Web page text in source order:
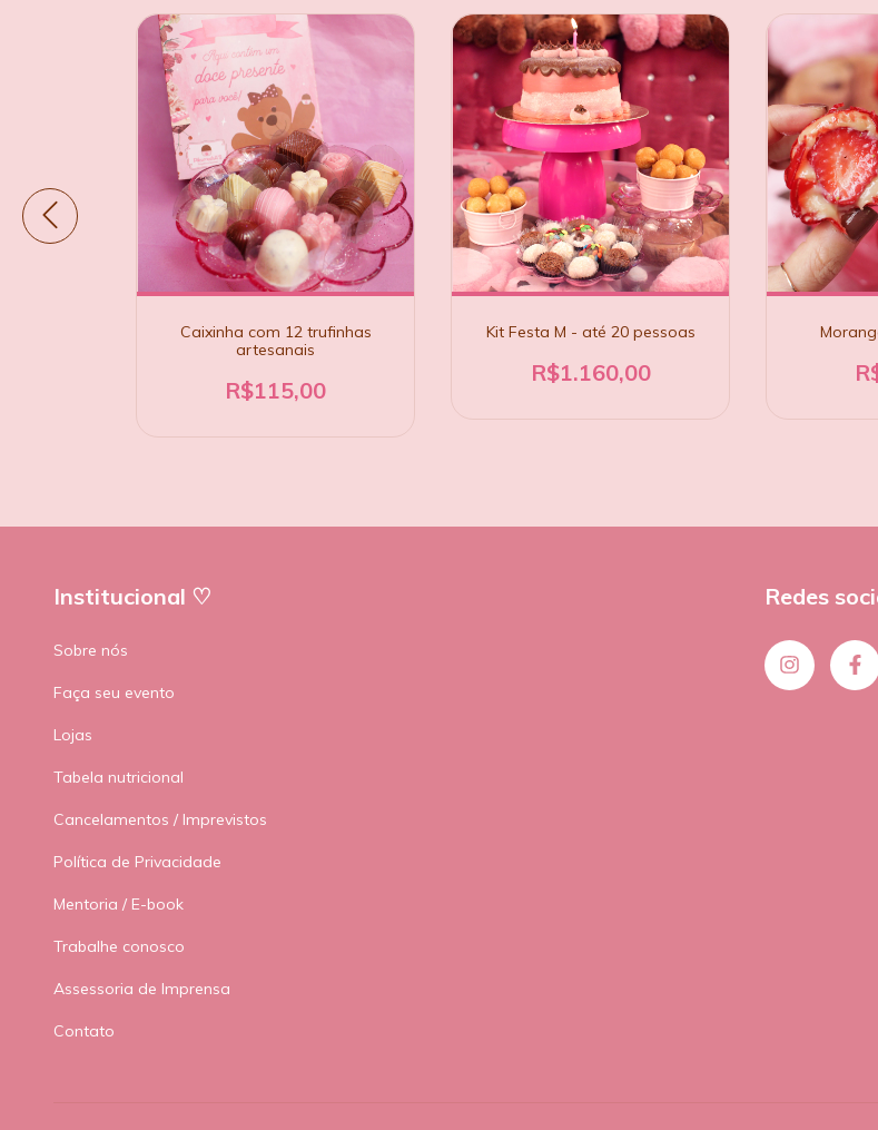
Caixinha com 12 trufinhas
artesanais
R$115,00
Kit Festa M - até 20 pessoas
R$1.160,00
Institucional ♡
Sobre nós
Faça seu evento
Lojas
Tabela nutricional
Cancelamentos / Imprevistos
Política de Privacidade
Mentoria / E-book
Trabalhe conosco
Assessoria de Imprensa
Contato
Redes